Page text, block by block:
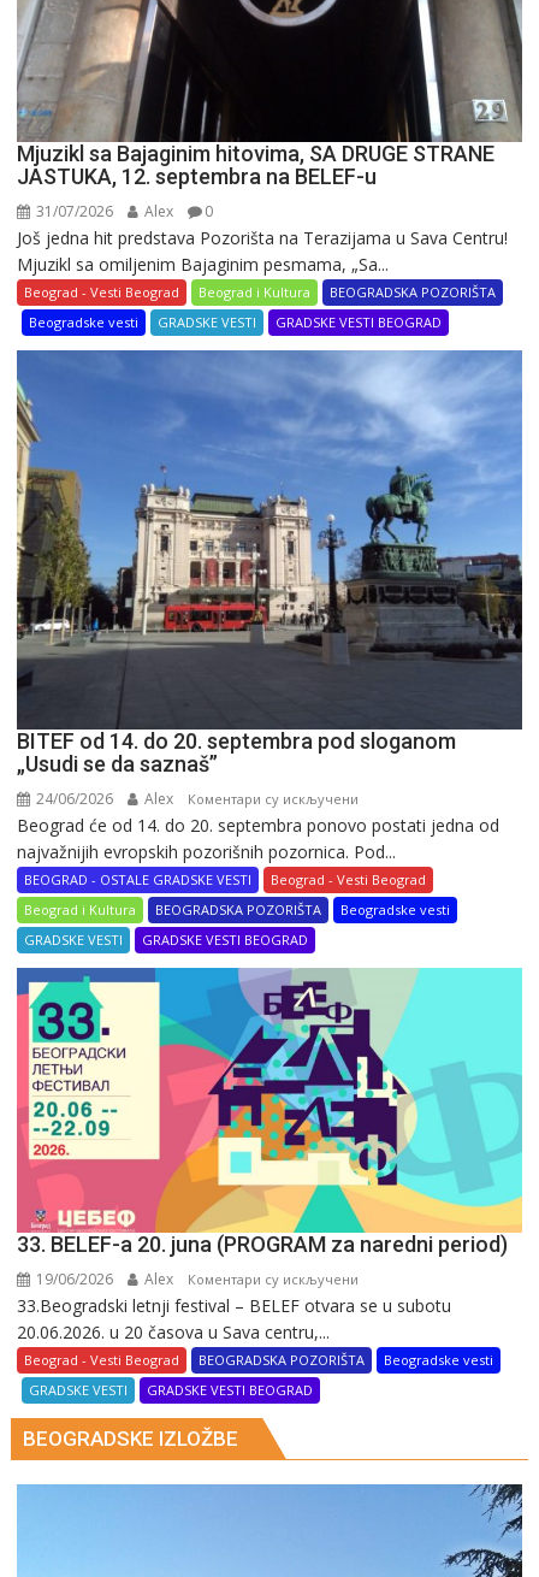
Mjuzikl sa Bajaginim hitovima, SA DRUGE STRANE
JASTUKA, 12. septembra na BELEF-u
31/07/2026 Alex 0
Još jedna hit predstava Pozorišta na Terazijama u Sava Centru!
Mjuzikl sa omiljenim Bajaginim pesmama, „Sa...
Beograd - Vesti Beograd Beograd i Kultura
BEOGRADSKA POZORIŠTA
Beogradske vesti
GRADSKE VESTI GRADSKE VESTI BEOGRAD
BITEF od 14. do 20. septembra pod sloganom
„Usudi se da saznaš”
24/06/2026 Alex Коментари су искључени
BITEF
od
14.
sloganom
„Usudi
se
da
saznaš”
Beograd će od 14. do 20. septembra ponovo postati jedna od
najvažnijih evropskih pozorišnih pozornica. Pod...
BEOGRAD - OSTALE GRADSKE VESTI
Beograd - Vesti Beograd
Beograd i Kultura
BEOGRADSKA POZORIŠTA
Beogradske vesti
GRADSKE VESTI
GRADSKE VESTI BEOGRAD
33. BELEF-a 20. juna (PROGRAM za naredni period)
19/06/2026 Alex Коментари су искључени
33.
a
za
naredni
33.Beogradski letnji festival – BELEF otvara se u subotu
20.06.2026. u 20 časova u Sava centru,...
Beograd - Vesti Beograd BEOGRADSKA POZORIŠTA
Beogradske vesti
GRADSKE VESTI
GRADSKE VESTI BEOGRAD
BEOGRADSKE IZLOŽBE